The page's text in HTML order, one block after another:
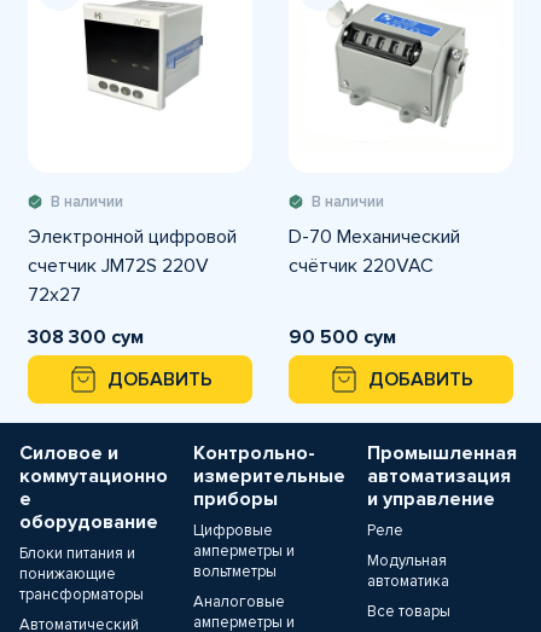
В наличии
Электронной цифровой
счетчик JM72S 220V
72х27
308 300 сум
ДОБАВИТЬ
В наличии
D-70 Механический
счётчик 220VAC
90 500 сум
ДОБАВИТЬ
Силовое и
коммутационно
е
оборудование
Блоки питания и
понижающие
трансформаторы
Автоматический
Контрольно-
измерительные
приборы
Цифровые
амперметры и
вольтметры
Аналоговые
амперметры и
Промышленная
автоматизация
и управление
Реле
Модульная
автоматика
Все товары